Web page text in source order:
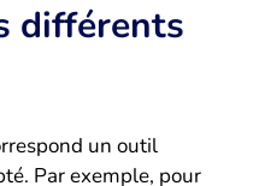
différents
un outil
Par exemple, pour